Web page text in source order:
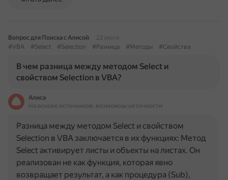
Вопрос для Поиска с Алисой
22 июля
#VBA
#Select #Selection #Разница #Методы #Свойства
В чем разница между методом Select и
свойством Selection в VBA?
Алиса
На основе источников, возможны неточности
Разница между методом Select и свойством
Selection в VBA заключается в их функциях: Метод
Select активирует листы и объекты на листах. Он
реализован не как функция, которая явно
возвращает результат, а как процедура (Sub),